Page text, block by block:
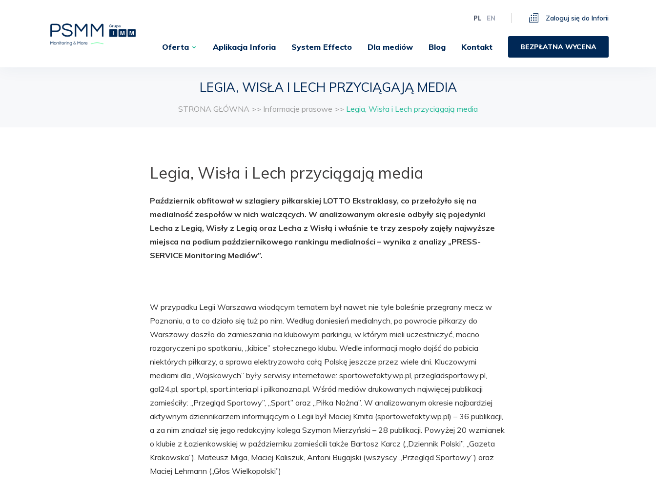
PL EN Zaloguj się do Inforii
Oferta Aplikacja Inforia System Effecto Dla mediów Blog Kontakt BEZPŁATNA WYCENA
LEGIA, WISŁA I LECH PRZYCIĄGAJĄ MEDIA
STRONA GŁÓWNA >> Informacje prasowe >> Legia, Wisła i Lech przyciągają media
Legia, Wisła i Lech przyciągają media
Październik obfitował w szlagiery piłkarskiej LOTTO Ekstraklasy, co przełożyło się na
medialność zespołów w nich walczących. W analizowanym okresie odbyły się pojedynki
Lecha z Legią, Wisły z Legią oraz Lecha z Wisłą i właśnie te trzy zespoły zajęły najwyższe
miejsca na podium październikowego rankingu medialności – wynika z analizy „PRESS-
SERVICE Monitoring Mediów”.
W przypadku Legii Warszawa wiodącym tematem był nawet nie tyle boleśnie przegrany mecz w
Poznaniu, a to co działo się tuż po nim. Według doniesień medialnych, po powrocie piłkarzy do
Warszawy doszło do zamieszania na klubowym parkingu, w którym mieli uczestniczyć, mocno
rozgoryczeni po spotkaniu, „kibice” stołecznego klubu. Wedle informacji mogło dojść do pobicia
niektórych piłkarzy, a sprawa elektryzowała całą Polskę jeszcze przez wiele dni. Kluczowymi
mediami dla „Wojskowych” były serwisy internetowe: sportowefakty.wp.pl, przegladsportowy.pl,
gol24.pl, sport.pl, sport.interia.pl i pilkanozna.pl. Wśród mediów drukowanych najwięcej publikacji
zamieściły: „Przegląd Sportowy”, „Sport” oraz „Piłka Nożna”. W analizowanym okresie najbardziej
aktywnym dziennikarzem informującym o Legii był Maciej Kmita (sportowefakty.wp.pl) – 36 publikacji,
a za nim znalazł się jego redakcyjny kolega Szymon Mierzyński – 28 publikacji. Powyżej 20 wzmianek
o klubie z Łazienkowskiej w październiku zamieścili także Bartosz Karcz („Dziennik Polski”, „Gazeta
Krakowska”), Mateusz Miga, Maciej Kaliszuk, Antoni Bugajski (wszyscy „Przegląd Sportowy”) oraz
Maciej Lehmann („Głos Wielkopolski”)